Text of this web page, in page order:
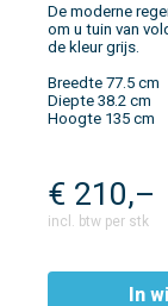
De moderne
om u tuin van
de kleur grijs.
Breedte 77.5 cm
Diepte 38.2 cm
Hoogte 135 cm
€ 210,–
incl. btw per stk
In